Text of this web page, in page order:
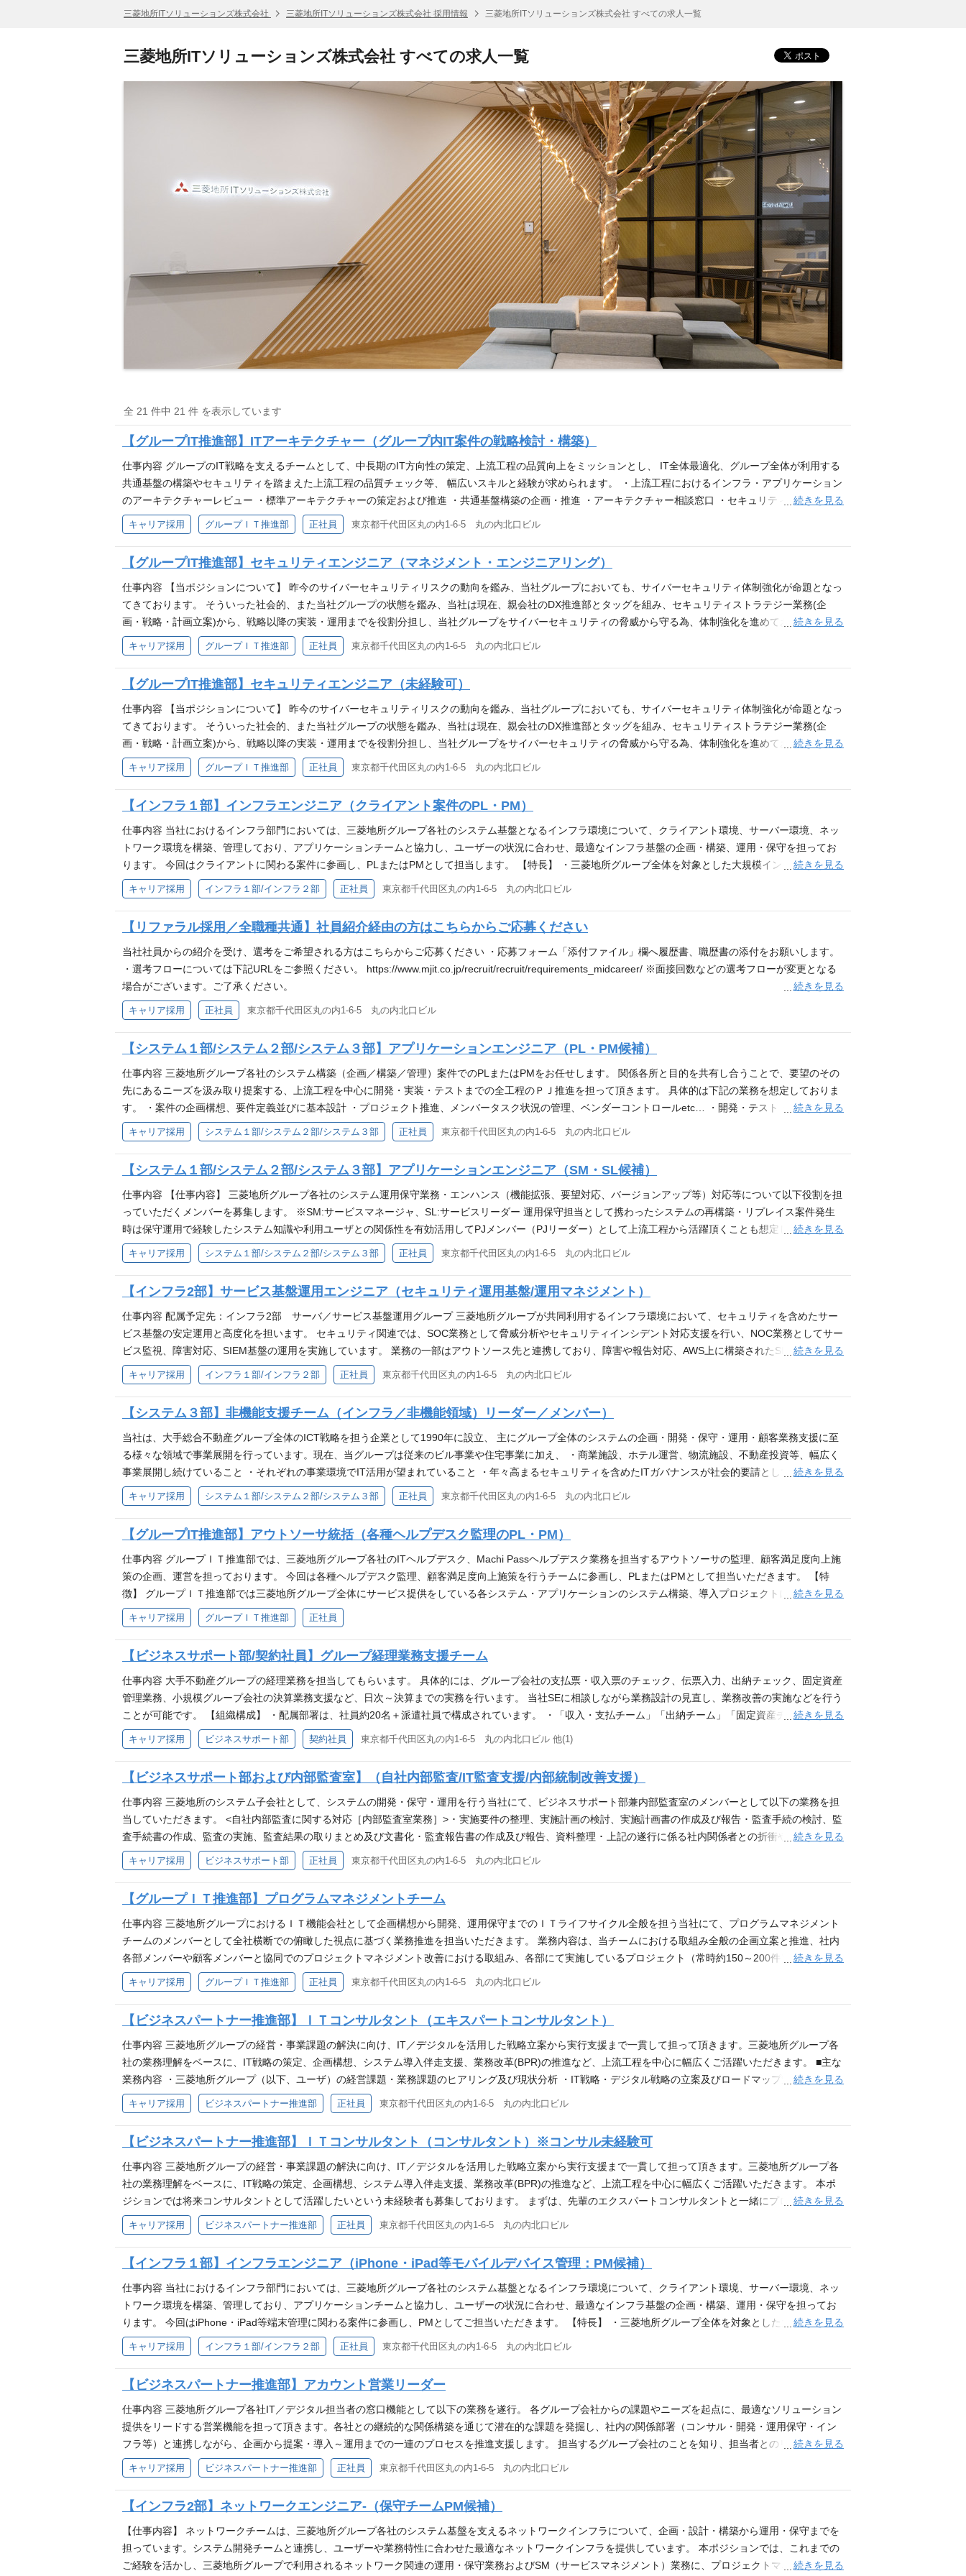
三菱地所ITソリューションズ株式会社 三菱地所ITソリューションズ株式会社 採用情報 三菱地所ITソリューションズ株式会社 すべての求人一覧
三菱地所ITソリューションズ株式会社 すべての求人一覧
全 21 件中 21 件 を表示しています
【グループIT推進部】ITアーキテクチャー（グループ内IT案件の戦略検討・構築）
仕事内容 グループのIT戦略を支えるチームとして、中長期のIT方向性の策定、上流工程の品質向上をミッションとし、 IT全体最適化、グループ全体が利用する
共通基盤の構築やセキュリティを踏まえた上流工程の品質チェック等、 幅広いスキルと経験が求められます。 ・上流工程におけるインフラ・アプリケーション
のアーキテクチャーレビュー ・標準アーキテクチャーの策定および推進 ・共通基盤構築の企画・推進 ・アーキテクチャー相談窓口 ・セキュリティ関連のチェ
ック 【利用環境】 ・OS ：Windows Server、Linux ・クラウド ：AWS、GCP、Azure
続きを見る
キャリア採用 グループＩＴ推進部 正社員 東京都千代田区丸の内1-6-5 丸の内北口ビル
【グループIT推進部】セキュリティエンジニア（マネジメント・エンジニアリング）
仕事内容 【当ポジションについて】 昨今のサイバーセキュリティリスクの動向を鑑み、当社グループにおいても、サイバーセキュリティ体制強化が命題となっ
てきております。 そういった社会的、また当社グループの状態を鑑み、当社は現在、親会社のDX推進部とタッグを組み、セキュリティストラテジー業務(企
画・戦略・計画立案)から、戦略以降の実装・運用までを役割分担し、当社グループをサイバーセキュリティの脅威から守る為、体制強化を進めております。 現
段階での役割イメージとしては、大枠ではセキュリティストラテジー業務については親会社、実装・運用は当社の役割としておりますが、企画戦略に全く関わ
れないことはなく、当グループのセキュリティプロジェクトとしてどうあるべきか、親会社と当社で共同体としてディスカッションしながら、最適な戦略、体
る上での当社と親会社との関係性は、セキュリティ関連に限らず、親会社、子会社という壁で隔てたような関係でなく、積極的に意見を交わし合える関係性で
あり、そういった環境において、当社グループの課題を自らの課題として捉え、積極的に解決に向けて議論やチームワークを発揮し、推進できる方を歓迎して
おります。 【仕事内容事例】 ■セキュリティマネジメント業務（セキュリティ戦略、仕組み作り、PDCA運用） • セキュリティとプライバシー保護の観点から
の分析 • セキュリティの観点からの検討、設計 • セキュリティポリシーの更新、策定 • セキュリティ要件の定義、評価 • 情報セキュリティガバナンス • 情報セキ
ュリティの周知と教育 • リスク管理、リスク管理計画の策定 • モニタリング実施対応（モニタリング計画、 実施、結果分析と改善フォロー） 等 ■セキュリテ
ィエンジニアリング（セキュリティ対策の実装、セキュリティ運用） • インシデント発生時におけるインシデント報告受付、インシデント対応・対応支援 • 情
• セキュリティの実装、設計、調査、評価 • セキュリティテスト（計画の作成、準備、実施、結果の対策実施） 等
続きを見る
キャリア採用 グループＩＴ推進部 正社員 東京都千代田区丸の内1-6-5 丸の内北口ビル
【グループIT推進部】セキュリティエンジニア（未経験可）
仕事内容 【当ポジションについて】 昨今のサイバーセキュリティリスクの動向を鑑み、当社グループにおいても、サイバーセキュリティ体制強化が命題となっ
てきております。 そういった社会的、また当社グループの状態を鑑み、当社は現在、親会社のDX推進部とタッグを組み、セキュリティストラテジー業務(企
画・戦略・計画立案)から、戦略以降の実装・運用までを役割分担し、当社グループをサイバーセキュリティの脅威から守る為、体制強化を進めております。 現
段階での役割イメージとしては、大枠ではセキュリティストラテジー業務については親会社、実装・運用は当社の役割としておりますが、企画戦略に全く関わ
れないことはなく、当グループのセキュリティプロジェクトとしてどうあるべきか、親会社と当社で共同体としてディスカッションしながら、最適な戦略、体
る上での当社と親会社との関係性は、セキュリティ関連に限らず、親会社、子会社という壁で隔てたような関係でなく、積極的に意見を交わし合える関係性で
あり、そういった環境において、当社グループの課題を自らの課題として捉え、積極的に解決に向けて議論やチームワークを発揮し、推進できる方を歓迎して
おります。 【仕事内容事例】 ■セキュリティエンジニアリング（セキュリティ対策の実装、セキュリティ運用） • インシデント発生時におけるインシデント報
告受付、インシデント対応・対応支援 • 情報セキュリティの運用、情報セキュリティの評価と検証 • プロジェクトについてのセキュリティ管理計画の策定、 要
員についてのセキュリティ管理計画の策定 • セキュリティの実装、設計、調査、評価 • セキュリティテスト（計画の作成、準備、実施、結果の対策実施） 等
続きを見る
キャリア採用 グループＩＴ推進部 正社員 東京都千代田区丸の内1-6-5 丸の内北口ビル
【インフラ１部】インフラエンジニア（クライアント案件のPL・PM）
仕事内容 当社におけるインフラ部門においては、三菱地所グループ各社のシステム基盤となるインフラ環境について、クライアント環境、サーバー環境、ネッ
トワーク環境を構築、管理しており、アプリケーションチームと協力し、ユーザーの状況に合わせ、最適なインフラ基盤の企画・構築、運用・保守を担ってお
ります。 今回はクライアントに関わる案件に参画し、PLまたはPMとして担当します。 【特長】 ・三菱地所グループ全体を対象とした大規模インフラに関与
・数千〜数万規模のユーザー基盤に対する統合・標準化を推進 ・システム運用に留まらず、IT戦略・ガバナンス設計にも関与可能 ・街づくりを支えるITインフ
ラに携わるという社会的意義 ・内製主体のため、企画〜実行まで一貫して意思決定に関われる 【案件事例】 ・PC端末、複合機運用管理：グループ会社各社に
務にシフト ・AD、EntraID運用：認証基盤サービスの運用管理、オンプレAD⇒EntraIDへの切り替え ・Microsoft365展開：M365をグループ会社各社に導入、新
機能の追加 ・上記各種業務に関するベンダー管理統制、およびサービスマネジメント 【ゆくゆくは経験に応じて下記業務も期待しています】 ・プロジェクト
の企画（スケジュール、リソース、プロジェクトのロードマップの企画など） ・開発プロジェクトの進行管理（進行状況の監視、投入リソース管理、結果の品
質管理、技術コミュニケーションなど） ・内部/外部の組織との間の円滑な業務コラボレーションのためのサポート ・開発の生産性向上のための業務支援（リ
ソース管理、プロセス改善、会議主宰など） - プロジェクトの立ち上げ(計画作成)、推進、完了 - プロジェクトに必要な体制の構築、開発委託先ベンダーの
選定支援 - プロジェクトの品質、コスト、スケジュールの管理と遵守 - オーナー、ユーザー、ベンダーなど各種ステークフォルダー間の調整 - プロジェ
管理業務全般
続きを見る
キャリア採用 インフラ１部/インフラ２部 正社員 東京都千代田区丸の内1-6-5 丸の内北口ビル
【リファラル採用／全職種共通】社員紹介経由の方はこちらからご応募ください
当社社員からの紹介を受け、選考をご希望される方はこちらからご応募ください ・応募フォーム「添付ファイル」欄へ履歴書、職歴書の添付をお願いします。
・選考フローについては下記URLをご参照ください。 https://www.mjit.co.jp/recruit/recruit/requirements_midcareer/ ※面接回数などの選考フローが変更となる
場合がございます。ご了承ください。
続きを見る
キャリア採用 正社員 東京都千代田区丸の内1-6-5 丸の内北口ビル
【システム１部/システム２部/システム３部】アプリケーションエンジニア（PL・PM候補）
仕事内容 三菱地所グループ各社のシステム構築（企画／構築／管理）案件でのPLまたはPMをお任せします。 関係各所と目的を共有し合うことで、要望のその
先にあるニーズを汲み取り提案する、上流工程を中心に開発・実装・テストまでの全工程のＰＪ推進を担って頂きます。 具体的は下記の業務を想定しておりま
す。 ・案件の企画構想、要件定義並びに基本設計 ・プロジェクト推進、メンバータスク状況の管理、ベンダーコントロールetc… ・開発・テスト・品質管理・
リリース支援etc ・導入後の運用支援、システムにおける課題解決etc… 【開発環境例】 ・開発言語： Java,JavaScript,VB.net,VB,VBA,VBScript,PHP,UML,HT
ML,XML,SHELL,PL/SQL他 ・フレームワーク：ASP,JSP,EJB,J2EE,.NET,Struts,iOSSDK,AndroidSDK他 ・OS：Windows,Linux,AIX,OS/400他 ・データベース：
ーが連携しながら企画、設計、開発、試験、リリースまでを進めております。 基本的には三菱地所グループ内の案件となるため、フィードバックが得やすい環
境の他、水平展開が広がるケースもございます。 【募集対象のプロジェクト例】 ・商業系基幹システム再構築 三菱地所では日本全国にて商業施設を運営し
ておりますが、商業系基幹システムについては、 老朽化、レガシー化に伴い現状の課題や、運用に踏まえた将来像検討の上、 次世代システムを構築する必
要性が発生しております。 現状課題の洗い出し、改革テーマ、取り組むべき施策、あるべき姿の実現ロードマップに ついて具体化し、次世代システム構築
を検討・推進していくメンバーを募集しております。 ・ビル工事管理システム再構築 三菱地所が所有・管理するビルにおける工事管理業務において、複数の
システムや手運用 が混在し、業務フローが非常に複雑化しており業務効率に問題がある状況です。 現状の課題の洗い出し、業務フローの見直し・整理、シ
所グループの法人情報の蓄積・共有・活用においては各事業/各部最適と なっており、全社横断で情報連携・活用には至っていない課題があります。 これ
を解決すべく、三菱地所内における顧客データの統合によって、「営業の パフォーマンス向上」と「顧客満足度の向上」を実現すべく、次世代システムの再
構築を 企画構想フェーズから検討・推進していくメンバーを募集しています。 ・グループ社内ポータルサイト追加開発 三菱地所グループの社内ポータル
サイト再構築ＰＪは2023年11月にリリースを しておりますが、初回リリース時に見送った機能開発や、認証基盤やネットワークといった グループ共通の
インフラ改修に伴う非機能（一部機能要件）見直しに伴う追加開発の 実施が決定しているため、プロジェクト推進するメンバーを募集します。 上記以外にも
多数の開発プロジェクトを予定しております。 【当該職種に関する動画資料】 ・企業紹介動画（1:06） https://www.youtube.com/watch?v=PZfS55EnQ_A ・職
種紹介動画（1:38） https://youtu.be/xyouXCddJ2A ※フルバージョンは当社採用HPの「ムービーギャラリー」をご覧下さい https://www.mjit.co.jp/recruit/peopl
e/movie/
続きを見る
キャリア採用 システム１部/システム２部/システム３部 正社員 東京都千代田区丸の内1-6-5 丸の内北口ビル
【システム１部/システム２部/システム３部】アプリケーションエンジニア（SM・SL候補）
仕事内容 【仕事内容】 三菱地所グループ各社のシステム運用保守業務・エンハンス（機能拡張、要望対応、バージョンアップ等）対応等について以下役割を担
っていただくメンバーを募集します。 ※SM:サービスマネージャ、SL:サービスリーダー 運用保守担当として携わったシステムの再構築・リプレイス案件発生
時は保守運用で経験したシステム知識や利用ユーザとの関係性を有効活用してPJメンバー（PJリーダー）として上流工程から活躍頂くことも想定しておりま
す。 ① 運用保守チームをマネジメントしていくリーダー(SM/SL)のポジション ② 運用保守チームの運用保守メンバーのポジション 具体的は下記の業務を想定
しております。 ・複数システムを統括して管理するサービスマネジメント業務 ・業務システムの運用保守、エンハンス対応 ・運用保守業務の業務効率・改善
VBA,VBScript,PHP,UML,HTML,XML,SHELL,PL/SQL他 ・フレームワーク：ASP,JSP,EJB,J2EE,.NET,Struts,iOSSDK,AndroidSDK他 ・OS：Windows,Linux,AIX他
・データベース：Oracle,SQL Server,UDB（DB2）,PostgreSQL,ACCESS他 【運用保守体制】 社員＋協力会社メンバーでチームを組みシステム運用保守・エン
ハンス対応を実施します。 部内のみならず、利用部門、ベンダー等と密にコミュニケーションを取りながら仕事を進められます。利用者のフィードバックを直
に受け取り、自身の成長に生かすことができます。 【システム運用保守・エンハンス対応例】 ・インボイス対応 消費税計算を行っている基幹システム等にお
いて、インボイス制度に対応するため、大規模なシステム改修が必要となりました。 今回の対応は既に完了しておりますが、法令変更に伴う改修は期限が決ま
っていることから納品日重視でプロジェクトを行う必要があります。 ・基幹システム データ連携システムのリプレイス対応 基幹システムで使用しているデー
渡ることから、関係者とは密に連携を取りながら推進することが必要なプロジェクトになります。 ・基幹システムの基盤リプレイス（AWS環境への移管検討）
基幹システムは三菱地所グループ独自に構築したプライベートクラウド基盤を利用していますが、より安価でサービスレベルの高いクラウドサービス（AWS）
への移管を行います。 移管対象のシステムが多数に及ぶことから、移管完了するまでには数年を要するプロジェクトになります。 ・三菱地所グループ共通で利
用されている基幹システム・業務システムの運用保守対応 地所グループで利用している全社共通・各事業セグメントにおける基幹システム、業務システムの運
用保守・業務効率・利便性向上のための改修対応等を実施しています ・全社共通：会計システム、勤怠システム、申請ＷＦシステム、電子決裁システム ・ビ
ル/商業部門：ビル契約請求管理システム、空調管理システム、検針システム、商業テナント売上金管理システム ・住宅部門：住宅契約管理システム、工事管理
システム、顧客情報管理システム etc 上記以外にも多数のシステム運用保守やエンハンス対応を予定しております。 まずは既存システムの保守運用業務を通
じて知見を深めてもらい、各種プロジェクトに参画頂きます。始めはPL、メンバーの立場で経験した上で、その後大規模プロジェクトのPMを担って頂くことも
可能です。 【当該職種に関する動画資料】 ・企業紹介動画（1:06） https://www.youtube.com/watch?v=PZfS55EnQ_A ・職種紹介動画（1:35） https://youtu.b
e/g8cIP543YS0 ※フルバージョンは当社採用HPの「ムービーギャラリー」をご覧下さい https://www.mjit.co.jp/recruit/people/movie/
続きを見る
キャリア採用 システム１部/システム２部/システム３部 正社員 東京都千代田区丸の内1-6-5 丸の内北口ビル
【インフラ2部】サービス基盤運用エンジニア（セキュリティ運用基盤/運用マネジメント）
仕事内容 配属予定先：インフラ2部 サーバ／サービス基盤運用グループ 三菱地所グループが共同利用するインフラ環境において、セキュリティを含めたサー
ビス基盤の安定運用と高度化を担います。 セキュリティ関連では、SOC業務として脅威分析やセキュリティインシデント対応支援を行い、NOC業務としてサー
ビス監視、障害対応、SIEM基盤の運用を実施しています。 業務の一部はアウトソース先と連携しており、障害や報告対応、AWS上に構築されたSIEM基盤やロ
グ基盤の運用やアウトソーサ監理などにより、実践的な運用マネジメント経験を積める環境です。 また、WAFやウィルス対策など幅広いセキュリティ運用業務
にも携わります。 配属後は、ネットワークやサーバなど他のインフラチーム、ならびにCSIRT組織と密に連携しながら、サービス全体を支えるセキュリティを
複数並行して進める、活発で協力的なチームです。 【業務内容】 ご経験やスキルに応じて、プロジェクトマネジメントを含めた業務を担当いただきます。 プ
ロジェクトの上流から運用フェーズまで幅広く関われる環境で、マネジメント力と技術理解の双方を高めていけるポジションです。 ・プロジェクト全体を見据
えた企画立案業務（スケジュール策定、リソース配分、ロードマップ設計支援など） ・開発プロジェクトの進行管理（進捗監視、リソース管理、成果物の品質
管理、技術的なコミュニケーション推進など） ・社内外の関係組織と円滑に連携するための調整およびコラボレーション支援 ・開発効率や品質向上を目的とし
た改善業務全般 ・運用および保守業務における管理業務（リソース管理、プロセス改善、進捗/品質管理など） ・DXを含む新技術や新たな取り組みに関する情
報収集および主体的なスキル習得
続きを見る
キャリア採用 インフラ１部/インフラ２部 正社員 東京都千代田区丸の内1-6-5 丸の内北口ビル
【システム３部】非機能支援チーム（インフラ／非機能領域）リーダー／メンバー）
当社は、大手総合不動産グループ全体のICT戦略を担う企業として1990年に設立、 主にグループ全体のシステムの企画・開発・保守・運用・顧客業務支援に至
る様々な領域で事業展開を行っています。現在、当グループは従来のビル事業や住宅事業に加え、 ・商業施設、ホテル運営、物流施設、不動産投資等、幅広く
事業展開し続けていること ・それぞれの事業環境でIT活用が望まれていること ・年々高まるセキュリティを含めたITガバナンスが社会的要請として必要である
こと から、それらに伴う整備を急ピッチで進めています。 また新型コロナウイルスによる社会変化、働き方の多様化もうけ、グループ内でIT活用のニーズはま
すます高まっています。そういった社会環境、グループ内環境を背景に、グループ内のIT活用・デジタルトランスフォーメーションを推進、またグループ全体
背景】 グループ内でのニーズ拡大に伴う体制強化のため 【仕事内容】 システム開発・運用プロジェクトにおける非機能領域（インフラ／基盤・運用・セキュ
リティ等）を横断的に支援する「非機能支援チーム」のメンバーを募集します。 プロジェクト／システムごとの個別対応に留まらず、部門横断での全体最適
化、 品質安定化、ナレッジ集約・人材育成を担っていただきます。 具体的には下記の業務を想定しております。 ・新規システム構築／既存システム更改にお
ける非機能要件 （性能・可用性・セキュリティ・運用性等）の検討支援 ・企画構想、要件定義、設計／構築、運用設計、運用フェーズにおける非機能観点での
レビューおよび伴走支援 ・クラウド基盤（マルチクラウド／AWS等）を中心とした基盤設計・構築・保守・ 運用に関する技術支援 ・開発部門、運用部門、ネ
ットワーク／セキュリティ等の関連部署との部門横断調整・ 技術的ハブ役 ・非機能領域に関する標準化、ナレッジ整備、横展開の推進 ・プロジェクト／運用
語： Java,JavaScript,VB.net,VB,VBA,VBScript,PHP,UML,HTML,XML,SHELL,PL/SQL他 ・フレームワーク：ASP,JSP,EJB,J2EE,.NET,Struts,iOSSDK,AndroidS
DK他 ・OS：Windows,Linux,AIX,OS/400他 ・データベース：Oracle,SQL Server,UDB（DB2）,PostgreSQL,ACCESS他 ・クラウド環境：AWS、GCP、AZURE
他 【非機能支援チーム体制】 社員および協力会社メンバーで構成されたチームとして、システム開発・運用プロジェクトにおける非機能領域（インフラ／基盤
／運用設計・セキュリティ等）を横断的に支援します。特定のシステムに閉じず、部内（システム開発部・システム運用部）や関連部署、ベンダーと連携しな
がら、企画構想から設計・構築、運用フェーズまで非機能観点で伴走支援を行います。複数プロジェクト・システムに関わることで、非機能領域の知見やナレ
ッジを蓄積・活用でき、品質向上や再発防止に貢献できます。将来的には、クラウド移行や再構築案件において、非機能支援で得た経験を活かし、プロジェク
トメンバー（リーダー）として上流工程から参画することも想定しています。 【非機能支援チーム事例】 ・クラウド基盤移行プロジェクトの横断支援 複数
システムで並行して進むクラウド基盤移行に対し、非機能支援チームが横断的に参 画。プロジェクトごとに異なっていた基盤設計や運用方針を整理し、共通
化・標準化の観点でレビューや助言を行うことで、移行リスクの低減と品質の安定化を図っています。 クラウド基盤や非機能領域の知見を活かし、全体最適の
視点で移行を支える非機能支援チームのリーダー／メンバーを募集しております。 ・新規システム構築における非機能要件整理・設計支援 新規システム構築
プロジェクトにおいて、性能・可用性・運用性・セキュリティ等の非機能要件について、企画構想・要件定義フェーズから支援を実施。 トレーサビリティを意
識した非機能要件整理や、クラウド基盤構成・運用設計の検討を通じて、開発・運用双方にとって無理のないシステム構築を推進しています。 非機能観点から
システム全体を俯瞰し、上流工程から品質確保に貢献する非機能支援チームのリーダー／メンバーを募集しております。 ・プロジェクト・運用担当者への伴奏
支援・育成 非機能領域の経験が浅いプロジェクト担当者や運用担当者に対し、設計レビューや技術相談を通じた伴走支援を実施。 実プロジェクトを通じて非
機能設計やクラウド基盤に関する知識・考え方を共有し、組織全体の非機能対応力向上を図っています。 人材育成の観点からもシステム品質を支える非機能支
援チームのリーダー／メンバーを募集しております。
続きを見る
キャリア採用 システム１部/システム２部/システム３部 正社員 東京都千代田区丸の内1-6-5 丸の内北口ビル
【グループIT推進部】アウトソーサ統括（各種ヘルプデスク監理のPL・PM）
仕事内容 グループＩＴ推進部では、三菱地所グループ各社のITヘルプデスク、Machi Passヘルプデスク業務を担当するアウトソーサの監理、顧客満足度向上施
策の企画、運営を担っております。 今回は各種ヘルプデスク監理、顧客満足度向上施策を行うチームに参画し、PLまたはPMとして担当いただきます。 【特
徴】 グループＩＴ推進部では三菱地所グループ全体にサービス提供をしている各システム・アプリケーションのシステム構築、導入プロジェクトにおけるプロ
ジェクト、構築時のアーキテクチャー、保守運用フェーズにおけるガイドラインやレビューを含む各部支援を担っている。各フェーズ、プロセスを全体俯瞰し
た形で効率化、最適化を図り、三菱地所、各部への貢献、および最終的に三菱地所グループへの貢献が可能。 【案件事例】 ・三菱地所グループサービスデスク
じて下記業務も期待しています】 ・三菱地所グループサービスデスクの改善、方策検討 ・各システム・アプリケーション担当へのサービス改善レポート企画・
運営 ・プロジェクト企画(スケジュール、リソース、プロジェクトのロードマップの企画など) ・三菱地所グループサービスデスク未利用グループ会社のサービ
ス移管 ・内部/外部の組織との間の円滑な業務コラボレーションの主体またはサポート
続きを見る
キャリア採用 グループＩＴ推進部 正社員
【ビジネスサポート部/契約社員】グループ経理業務支援チーム
仕事内容 大手不動産グループの経理業務を担当してもらいます。 具体的には、グループ会社の支払票・収入票のチェック、伝票入力、出納チェック、固定資産
管理業務、小規模グループ会社の決算業務支援など、日次～決算までの実務を行います。 当社SEに相談しながら業務設計の見直し、業務改善の実施などを行う
ことが可能です。 【組織構成】 ・配属部署は、社員約20名＋派遣社員で構成されています。 ・「収入・支払チーム」「出納チーム」「固定資産チーム」「グ
ループ会社経理支援チーム」 などに分かれており、担当業務について実施します。 ・定期的にチーム見直しを行っており幅広い経験を身につけることが可能で
す。 【ポジションの特徴】 ・経理＋ITのハイブリッドスキルが身につく ・グループ会社横断での経験が広がる ・業務設計・改善にも関与が可能
続きを見る
キャリア採用 ビジネスサポート部 契約社員 東京都千代田区丸の内1-6-5 丸の内北口ビル 他(1)
【ビジネスサポート部および内部監査室】（自社内部監査/IT監査支援/内部統制改善支援）
仕事内容 三菱地所のシステム子会社として、システムの開発・保守・運用を行う当社にて、ビジネスサポート部兼内部監査室のメンバーとして以下の業務を担
当していただきます。 <自社内部監査に関する対応［内部監査室業務］> ･ 実施要件の整理、実施計画の検討、実施計画書の作成及び報告 ･ 監査手続の検討、監
査手続書の作成、監査の実施、監査結果の取りまとめ及び文書化 ･ 監査報告書の作成及び報告、資料整理 ･ 上記の遂行に係る社内関係者との折衝や適宜のコミ
ュニケーション、関連資料の作成やレビュー対応等 <J-SOX IT監査支援に関する対応［ビジネスサポート部業務］> ･ IT全般統制評価対象システムの検討、関
連文書の更新及び検討結果の報告 ･ IT全般統制、IT業務処理統制の評価及びサポート（関連文書の作成や更新、統制評価、調書作成、評価結果の報告、改善事
認、作業管理等）、その他支援 <ITに係る内部統制改善支援に関する対応［ビジネスサポート部業務］> ･ グループの内部統制の実効性や有効性の向上へ寄与す
ることを目的としたIT統制観点での課題や内部統制に係る事項に対する改善活動の提案、実行、報告 ･ 上記の遂行に係る社内関係者との折衝や適宜のコミュニ
ケーション、関連資料の作成やレビュー対応等
続きを見る
キャリア採用 ビジネスサポート部 正社員 東京都千代田区丸の内1-6-5 丸の内北口ビル
【グループＩＴ推進部】プログラムマネジメントチーム
仕事内容 三菱地所グループにおけるＩＴ機能会社として企画構想から開発、運用保守までのＩＴライフサイクル全般を担う当社にて、プログラムマネジメント
チームのメンバーとして全社横断での俯瞰した視点に基づく業務推進を担当いただきます。 業務内容は、当チームにおける取組み全般の企画立案と推進、社内
各部メンバーや顧客メンバーと協同でのプロジェクトマネジメント改善における取組み、各部にて実施しているプロジェクト（常時約150～200件）の進捗・コ
スト・品質等の状況把握と報告、プロジェクトルール・ガイドなどの作成、品質に関するプロジェクト監査の実施、ナレッジ蓄積・社内啓蒙など、プロジェク
トを円滑に遂行するための各種取り組みを企画、計画、実行していただきます。 【魅力】 ・社員、派遣、協力会社合わせて600名規模の会社における業務改
続きを見る
キャリア採用 グループＩＴ推進部 正社員 東京都千代田区丸の内1-6-5 丸の内北口ビル
【ビジネスパートナー推進部】ＩＴコンサルタント（エキスパートコンサルタント）
仕事内容 三菱地所グループの経営・事業課題の解決に向け、IT／デジタルを活用した戦略立案から実行支援まで一貫して担って頂きます。三菱地所グループ各
社の業務理解をベースに、IT戦略の策定、企画構想、システム導入伴走支援、業務改革(BPR)の推進など、上流工程を中心に幅広くご活躍いただきます。 ■主な
業務内容 ・三菱地所グループ（以下、ユーザ）の経営課題・業務課題のヒアリング及び現状分析 ・IT戦略・デジタル戦略の立案及びロードマップ策定 ・業務
改革・業務プロセス改善の企画・実行支援 ・システム導入およびリプレイスの企画構想および要件定義支援 ・プロジェクトマネジメント支援（ユーザ立場でベ
ンダーコントロールを行うPMO） ・ベンダー選定（RFI・RFP作成）、ステークホルダーとの合意形成 ・建物開発におけるICT選定支援（VECD*1対応） *
本社移転プロジェクトの全体PMO（統括PM） ・丸の内エリアスマートシティ構想のIT／デジタル実行支援 ・グループ会社の業務改革・業務プロセス改善（案
件多数） ・Webサイトリニューアル時の企画構想及びPMO支援（ベンダーコントロール） ・会員向けサイトリプレイスのベンダー選定支援 ・外資系ホテル開
発におけるVECD支援 他 多数 関わる業務の幅や範囲が広いことが特徴です。 ■ポジションの魅力 ・戦略立案から実行まで一貫して携われるた
め、実務へのインパクトを実感できる。 ・ユーザと非常に近い関係性でプロジェクト推進となるため、ユーザと同じ視点で業務に携われる。 ・身近と感じる建
物や街に関する案件に関与できる。 ■これまでご入社いただいた方の事例 ・不動産業界からの転職者は少なく、他事業の事業会社／ユーザ系SI／コンサルティ
ングファーム／SIerと領域は多岐に渡っております。 ・「ユーザの近くで働きたい」「中長期的に案件やユーザとの関係性を継続させたい」「自分のアウトプ
資料】 ・企業紹介動画（1:06） https://www.youtube.com/watch?v=PZfS55EnQ_A
続きを見る
キャリア採用 ビジネスパートナー推進部 正社員 東京都千代田区丸の内1-6-5 丸の内北口ビル
【ビジネスパートナー推進部】ＩＴコンサルタント（コンサルタント）※コンサル未経験可
仕事内容 三菱地所グループの経営・事業課題の解決に向け、IT／デジタルを活用した戦略立案から実行支援まで一貫して担って頂きます。三菱地所グループ各
社の業務理解をベースに、IT戦略の策定、企画構想、システム導入伴走支援、業務改革(BPR)の推進など、上流工程を中心に幅広くご活躍いただきます。 本ポ
ジションでは将来コンサルタントとして活躍したいという未経験者も募集しております。 まずは、先輩のエクスパートコンサルタントと一緒にプロジェクトに
関わって頂きます。 ■主な業務内容 ・三菱地所グループ（以下、ユーザ）の経営課題・業務課題のヒアリング及び現状分析 ・IT戦略・デジタル戦略の立案及び
ロードマップ策定 ・業務改革・業務プロセス改善の企画・実行支援 ・システム導入およびリプレイスの企画構想および要件定義支援 ・プロジェクトマネジメ
支援（VECD*1対応） *1…Value EngineeringとCost Downを組み合わせた手法で、価値を維持しつつコストを削減する活動 ■プロジェクト例 ・グループ会社I
T／デジタル戦略策定 ・本社移転プロジェクトの全体PMO（統括PM） ・丸の内エリアスマートシティ構想のIT／デジタル実行支援 ・グループ会社の業務改
革・業務プロセス改善（案件多数） ・Webサイトリニューアル時の企画構想及びPMO支援（ベンダーコントロール） ・会員向けサイトリプレイスのベンダー
選定支援 ・外資系ホテル開発におけるVECD支援 他 多数 関わる業務の幅や範囲が広いことが特徴です。 ■ポジションの魅力 ・戦略立案から実行
まで一貫して携われるため、実務へのインパクトを実感できる。 ・ユーザと非常に近い関係性でプロジェクト推進となるため、ユーザと同じ視点で業務に携わ
れる。 ・身近と感じる建物や街に関する案件に関与できる。 ■これまでご入社いただいた方の事例 ・不動産業界からの転職者は少なく、他事業の事業会社／ユ
分のアウトプットがどのように反映されたか見られる環境に身を置きたい」といった点を実現するためにご入社頂いた方が多くいらっしゃいます。 【当該職種
に関する動画資料】 ・企業紹介動画（1:06） https://www.youtube.com/watch?v=PZfS55EnQ_A
続きを見る
キャリア採用 ビジネスパートナー推進部 正社員 東京都千代田区丸の内1-6-5 丸の内北口ビル
【インフラ１部】インフラエンジニア（iPhone・iPad等モバイルデバイス管理：PM候補）
仕事内容 当社におけるインフラ部門においては、三菱地所グループ各社のシステム基盤となるインフラ環境について、クライアント環境、サーバー環境、ネッ
トワーク環境を構築、管理しており、アプリケーションチームと協力し、ユーザーの状況に合わせ、最適なインフラ基盤の企画・構築、運用・保守を担ってお
ります。 今回はiPhone・iPad等端末管理に関わる案件に参画し、PMとしてご担当いただきます。 【特長】 ・三菱地所グループ全体を対象とした大規模インフ
ラに関与 ・数千〜数万規模のユーザー基盤に対する統合・標準化を推進 ・システム運用に留まらず、IT戦略・ガバナンス設計にも関与可能 ・街づくりを支え
るITインフラに携わるという社会的意義 ・内製主体のため、企画〜実行まで一貫して意思決定に関われる 【案件事例】 ・モバイルデバイス管理（MDM：Jamf
記業務も期待しています】 ・プロジェクトの企画（スケジュール、リソース、プロジェクトのロードマップの企画など） ・開発プロジェクトの進行管理（進行
状況の監視、投入リソース管理、結果の品質管理、技術コミュニケーションなど） ・内部/外部の組織との間の円滑な業務コラボレーションのためのサポート
・開発の生産性向上のための業務支援（リソース管理、プロセス改善、会議主宰など） - プロジェクトの立ち上げ(計画作成)、推進、完了 - プロジェクトに
必要な体制の構築、開発委託先ベンダーの選定支援 - プロジェクトの品質、コスト、スケジュールの管理と遵守 - オーナー、ユーザー、ベンダーなど各種
ステークフォルダー間の調整 - プロジェクトリーダー、プロジェクトメンバーの指導、育成 - DXを含めた新たな技術、取り組みへの積極的な情報収集、習
得 - 上記付随して発生するプロジェクト管理業務全般
続きを見る
キャリア採用 インフラ１部/インフラ２部 正社員 東京都千代田区丸の内1-6-5 丸の内北口ビル
【ビジネスパートナー推進部】アカウント営業リーダー
仕事内容 三菱地所グループ各社IT／デジタル担当者の窓口機能として以下の業務を遂行。 各グループ会社からの課題やニーズを起点に、最適なソリューション
提供をリードする営業機能を担って頂きます。各社との継続的な関係構築を通じて潜在的な課題を発掘し、社内の関係部署（コンサル・開発・運用保守・イン
フラ等）と連携しながら、企画から提案・導入～運用までの一連のプロセスを推進支援します。 担当するグループ会社のことを知り、担当者とのリレーション
を築いた上で、該当企業に対しIT／デジタルを通じて貢献できる魅力的な仕事となります。 ■主な業務内容 ・三菱地所グループ各社に対するアカウント担当
としての関係構築・維持 ・定期的なコミュニケーションを通じたIT／デジタル課題やニーズの発掘とヒアリング ・課題・要望の整理、及び社内関係部署・
ニタリングと課題防止や先回り解決に繋がる調整 ・三菱地所グループ共通利用システム（ITサービス）のグループ促進や契約締結代行業務 ※本求人はリー
ダーポジションとなるため、数名のメンバーを率いながら業務遂行頂く前提となります ■ポジションの魅力 ・三菱地所グループという安定した顧客基盤のも
と、中長期の関係性を築きながら営業活動ができる。 ・顧客と近い距離を維持することで事業・業務知識の獲得につながり、更なる有益な提案が出来るように
なる。 ・身近と感じる建物や街に関わるグループ各社のビジネスに関与できる。 ・コンサル／開発／インフラと社内に多様なケイパビリティを持つ組織と連携
続きを見る
キャリア採用 ビジネスパートナー推進部 正社員 東京都千代田区丸の内1-6-5 丸の内北口ビル
【インフラ2部】ネットワークエンジニア-（保守チームPM候補）
【仕事内容】 ネットワークチームは、三菱地所グループ各社のシステム基盤を支えるネットワークインフラについて、企画・設計・構築から運用・保守までを
担っています。システム開発チームと連携し、ユーザーや業務特性に合わせた最適なネットワークインフラを提供しています。 本ポジションでは、これまでの
ご経験を活かし、三菱地所グループで利用されるネットワーク関連の運用・保守業務およびSM（サービスマネジメント）業務に、プロジェクトマネージャー
続きを見る